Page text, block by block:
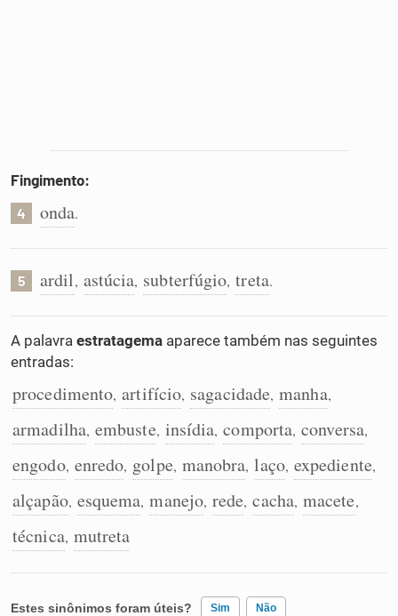
Fingimento:
4 onda.
5 ardil, astúcia, subterfúgio, treta.
A palavra estratagema aparece também nas seguintes
entradas:
procedimento, artifício, sagacidade, manha,
armadilha, embuste, insídia, comporta, conversa,
engodo, enredo, golpe, manobra, laço, expediente,
alçapão, esquema, manejo, rede, cacha, macete,
técnica, mutreta
Estes sinônimos foram úteis? Sim Não